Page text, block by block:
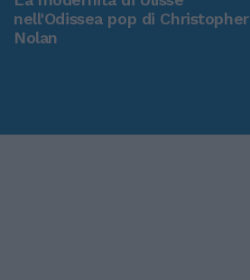
nell'Odissea pop di Christopher
Nolan